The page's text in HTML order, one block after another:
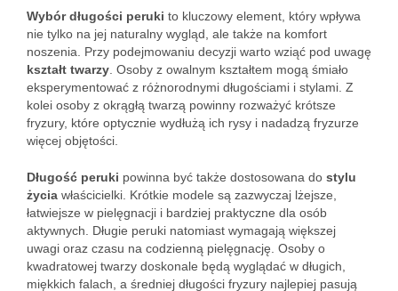
Wybór długości peruki to kluczowy element, który wpływa
nie tylko na jej naturalny wygląd, ale także na komfort
noszenia. Przy podejmowaniu decyzji warto wziąć pod uwagę
kształt twarzy . Osoby z owalnym kształtem mogą śmiało
eksperymentować z różnorodnymi długościami i stylami. Z
kolei osoby z okrągłą twarzą powinny rozważyć krótsze
fryzury, które optycznie wydłużą ich rysy i nadadzą fryzurze
więcej objętości.
Długość peruki powinna być także dostosowana do stylu
życia właścicielki. Krótkie modele są zazwyczaj lżejsze,
łatwiejsze w pielęgnacji i bardziej praktyczne dla osób
aktywnych. Długie peruki natomiast wymagają większej
uwagi oraz czasu na codzienną pielęgnację. Osoby o
kwadratowej twarzy doskonale będą wyglądać w długich,
miękkich falach, a średniej długości fryzury najlepiej pasują